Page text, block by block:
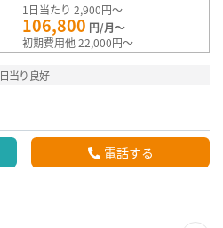
1日当たり 2,900円～
106,800 円/月～
初期費用他 22,000円～
日当り良好
電話する